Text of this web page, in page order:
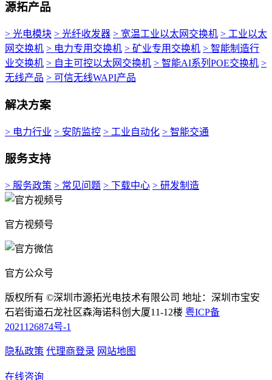
源拓产品
> 光电模块 > 光纤收发器 > 宽温工业以太网交换机 > 工业以太
网交换机 > 电力专用交换机 > 矿业专用交换机 > 智能制造行
业交换机 > 自主可控以太网交换机 > 智能AI系列POE交换机 >
无线产品 > 可信无线WAPI产品
解决方案
> 电力行业 > 安防监控 > 工业自动化 > 智能交通
服务支持
> 服务政策 > 常见问题 > 下载中心 > 研发制造
官方视频号
官方公众号
版权所有 ©深圳市源拓光电技术有限公司 地址：深圳市宝安
石岩街道石龙社区森海诺科创大厦11-12楼 粤ICP备
2021126874号-1
隐私政策 代理商登录 网站地图
在线咨询